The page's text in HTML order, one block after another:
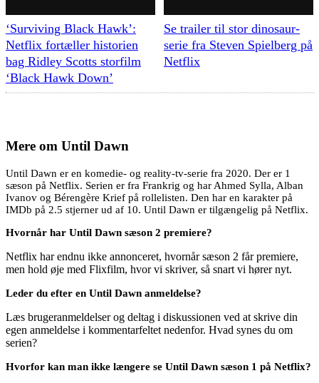
‘Surviving Black Hawk’:
Netflix fortæller historien
bag Ridley Scotts storfilm
‘Black Hawk Down’
Se trailer til stor dinosaur-
serie fra Steven Spielberg på
Netflix
Mere om Until Dawn
Until Dawn er en komedie- og reality-tv-serie fra 2020. Der er 1
sæson på Netflix. Serien er fra Frankrig og har Ahmed Sylla, Alban
Ivanov og Bérengère Krief på rollelisten. Den har en karakter på
IMDb på 2.5 stjerner ud af 10. Until Dawn er tilgængelig på Netflix.
Hvornår har Until Dawn sæson 2 premiere?
Netflix har endnu ikke annonceret, hvornår sæson 2 får premiere,
men hold øje med Flixfilm, hvor vi skriver, så snart vi hører nyt.
Leder du efter en Until Dawn anmeldelse?
Læs brugeranmeldelser og deltag i diskussionen ved at skrive din
egen anmeldelse i kommentarfeltet nedenfor. Hvad synes du om
serien?
Hvorfor kan man ikke længere se Until Dawn sæson 1 på Netflix?